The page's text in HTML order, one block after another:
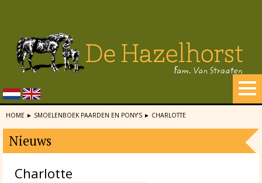
HOME ► SMOELENBOEK PAARDEN EN PONY’S ► CHARLOTTE
Nieuws
Charlotte